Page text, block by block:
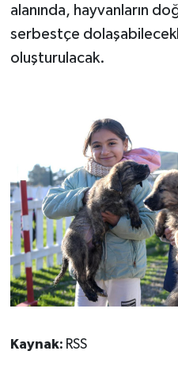
alanında, hayvanların
serbestçe
oluşturulacak.
Kaynak: RSS